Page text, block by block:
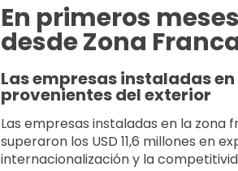
En primeros
desde Zona
Las empresas instaladas
provenientes del exterior
Las empresas instaladas en la zona
superaron los USD 11,6 millones en
internacionalización y la